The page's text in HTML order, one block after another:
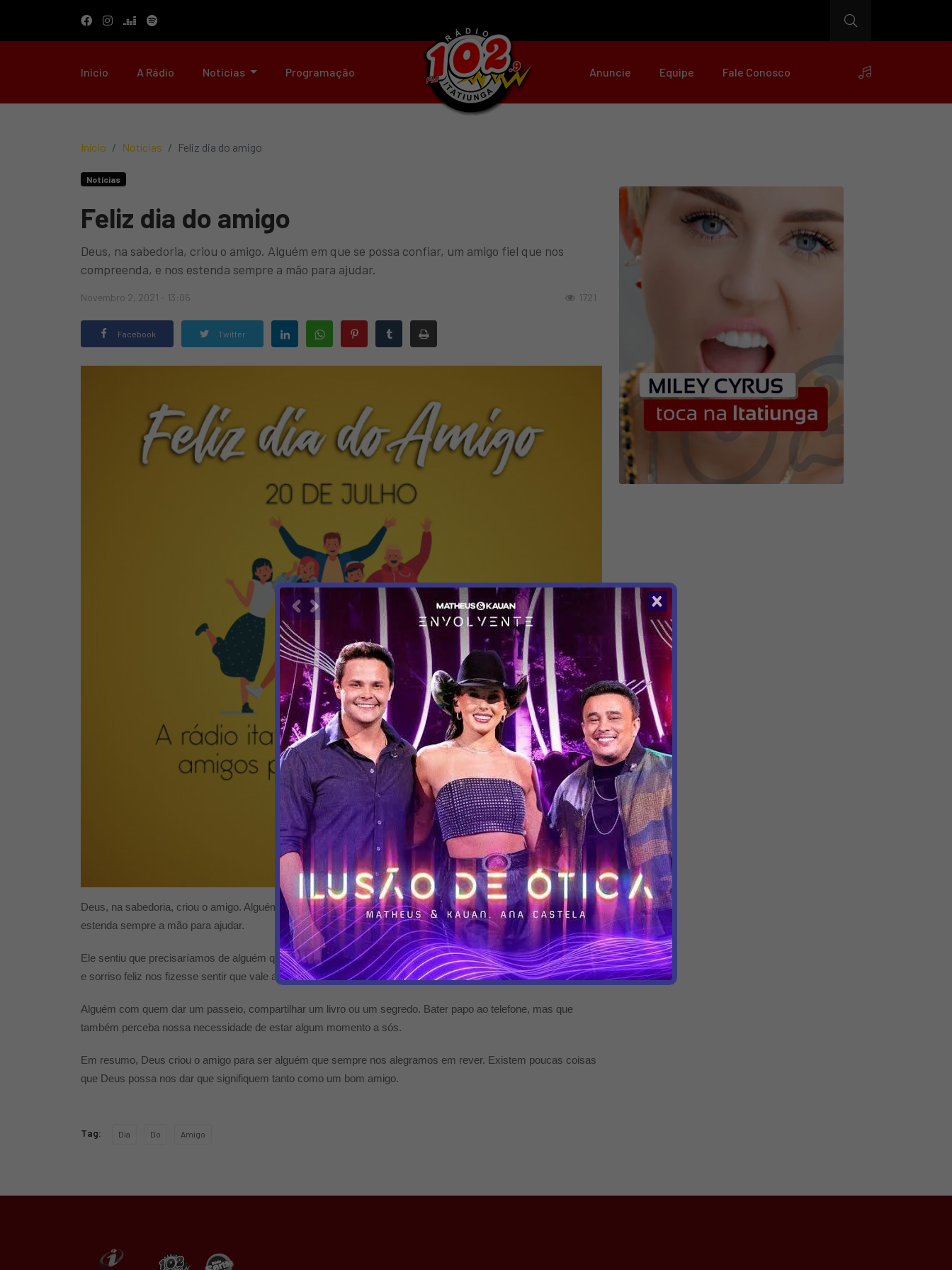
Início A Rádio Notícias Programação Anuncie Equipe Fale Conosco
Início Notícias Feliz dia do amigo
Notícias
Feliz dia do amigo
Deus, na sabedoria, criou o amigo. Alguém em que se possa confiar, um amigo fiel que nos
compreenda, e nos estenda sempre a mão para ajudar.
Novembro 2, 2021 - 13:06 1721
Facebook Twitter
Deus, na sabedoria, criou o amigo. Alguém em que se possa confiar, um amigo fiel que nos compreenda, e nos
estenda sempre a mão para ajudar.
Ele sentiu que precisaríamos de alguém que nos confortasse quando estivéssemos tristes, cuja especial ternura
e sorriso feliz nos fizesse sentir que vale a pena viver.
Alguém com quem dar um passeio, compartilhar um livro ou um segredo. Bater papo ao telefone, mas que
também perceba nossa necessidade de estar algum momento a sós.
Em resumo, Deus criou o amigo para ser alguém que sempre nos alegramos em rever. Existem poucas coisas
que Deus possa nos dar que signifiquem tanto como um bom amigo.
Tag: Dia Do Amigo